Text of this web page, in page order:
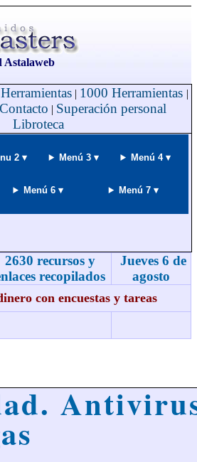
Astalaweb
Herramientas | 1000 Herramientas |
Contacto | Superación personal
Libroteca
2 ▾ Menú 3 ▾ Menú 4 ▾
Menú 6 ▾ Menú 7 ▾
2630 recursos y
recopilados
Jueves 6 de
agosto
con encuestas y tareas